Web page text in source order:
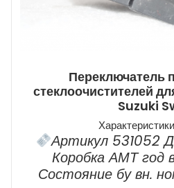
Переключатель
стеклоочистителей
Suzuki
Артикул 531052
Коробка АМТ год
Состояние бу вн.